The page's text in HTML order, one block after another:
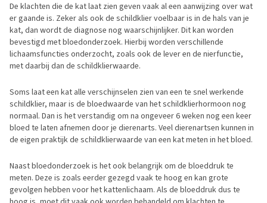
De klachten die de kat laat zien geven vaak al een aanwijzing over wat
er gaande is. Zeker als ook de schildklier voelbaar is in de hals van je
kat, dan wordt de diagnose nog waarschijnlijker. Dit kan worden
bevestigd met bloedonderzoek. Hierbij worden verschillende
lichaamsfuncties onderzocht, zoals ook de lever en de nierfunctie,
met daarbij dan de schildklierwaarde.
Soms laat een kat alle verschijnselen zien van een te snel werkende
schildklier, maar is de bloedwaarde van het schildklierhormoon nog
normaal. Dan is het verstandig om na ongeveer 6 weken nog een keer
bloed te laten afnemen door je dierenarts. Veel dierenartsen kunnen in
de eigen praktijk de schildklierwaarde van een kat meten in het bloed.
Naast bloedonderzoek is het ook belangrijk om de bloeddruk te
meten. Deze is zoals eerder gezegd vaak te hoog en kan grote
gevolgen hebben voor het kattenlichaam. Als de bloeddruk dus te